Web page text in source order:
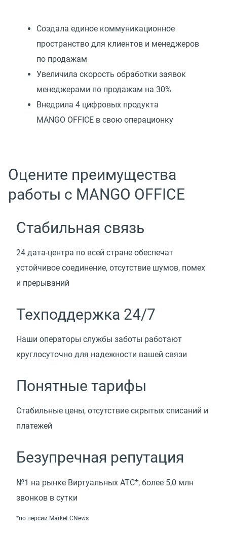
Создала единое коммуникационное
пространство для клиентов и менеджеров
по продажам
Увеличила скорость обработки заявок
менеджерами по продажам на 30%
Внедрила 4 цифровых продукта
MANGO OFFICE в свою операционку
Оцените преимущества
работы с MANGO OFFICE
Стабильная связь
24 дата-центра по всей стране обеспечат
устойчивое соединение, отсутствие шумов, помех
и прерываний
Техподдержка 24/7
Наши операторы службы заботы работают
круглосуточно для надежности вашей связи
Понятные тарифы
Стабильные цены, отсутствие скрытых списаний и
платежей
Безупречная репутация
№1 на рынке Виртуальных АТС*, более 5,0 млн
звонков в сутки
*по версии Market.CNews